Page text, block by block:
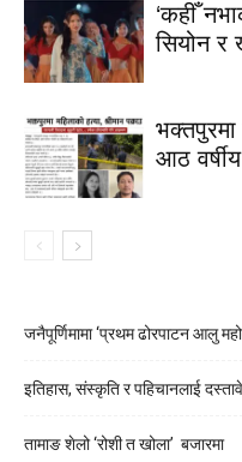
‘कहीँ
सियोन र
भक्तपुरमा
आठ
जनैपूर्णिमामा ‘प्रथम ढोरपाटन आलु
इतिहास, संस्कृति र पहिचानलाई
तामाङ शेलो ‘रोशी त खोला’ बजारमा